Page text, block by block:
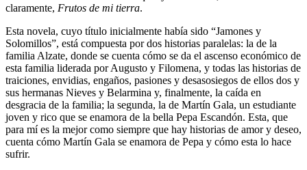
claramente, Frutos de mi tierra.
Esta novela, cuyo título inicialmente había sido “Jamones y
Solomillos”, está compuesta por dos historias paralelas: la de la
familia Alzate, donde se cuenta cómo se da el ascenso económico de
esta familia liderada por Augusto y Filomena, y todas las historias de
traiciones, envidias, engaños, pasiones y desasosiegos de ellos dos y
sus hermanas Nieves y Belarmina y, finalmente, la caída en
desgracia de la familia; la segunda, la de Martín Gala, un estudiante
joven y rico que se enamora de la bella Pepa Escandón. Esta, que
para mí es la mejor como siempre que hay historias de amor y deseo,
cuenta cómo Martín Gala se enamora de Pepa y cómo esta lo hace
sufrir.